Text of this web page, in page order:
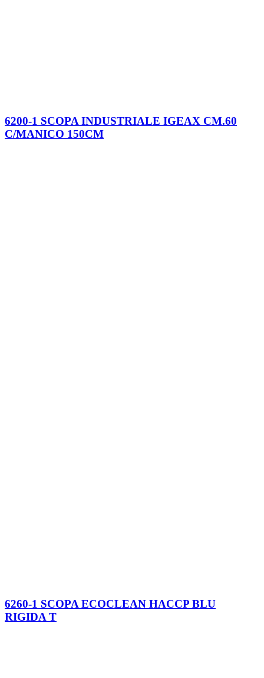
6200-1 SCOPA INDUSTRIALE IGEAX CM.60
C/MANICO 150CM
6260-1 SCOPA ECOCLEAN HACCP BLU
RIGIDA T